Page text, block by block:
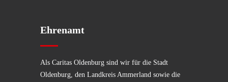
Ehrenamt
Als Caritas Oldenburg sind wir für die Stadt
Oldenburg, den Landkreis Ammerland sowie die